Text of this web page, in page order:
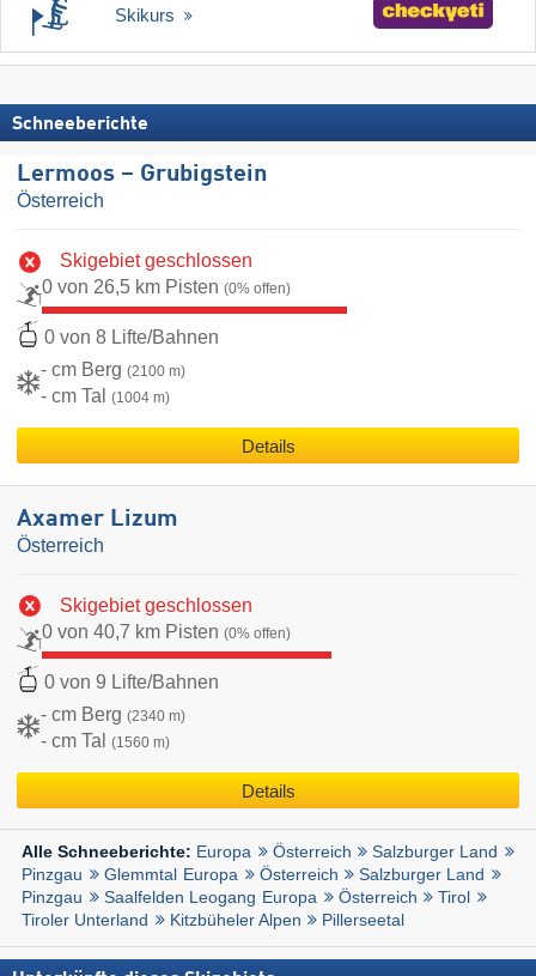
Skikurs
Schneeberichte
Lermoos – Grubigstein
Österreich
Skigebiet geschlossen
0 von 26,5 km Pisten (0% offen)
0 von 8 Lifte/Bahnen
- cm Berg (2100 m)
- cm Tal (1004 m)
Details
Axamer Lizum
Österreich
Skigebiet geschlossen
0 von 40,7 km Pisten (0% offen)
0 von 9 Lifte/Bahnen
- cm Berg (2340 m)
- cm Tal (1560 m)
Details
Alle Schneeberichte: Europa Österreich
Salzburger Land
Pinzgau
Glemmtal Europa Österreich
Salzburger Land
Pinzgau
Saalfelden Leogang Europa Österreich
Tirol
Tiroler Unterland
Kitzbüheler Alpen Pillerseetal